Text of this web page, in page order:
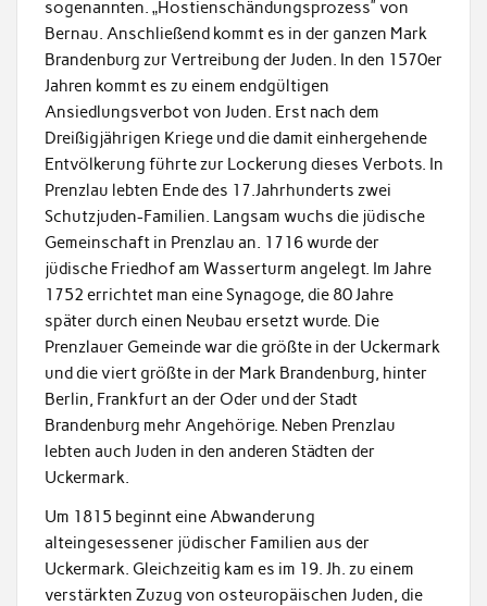
sogenannten. „Hostienschändungsprozess” von
Bernau. Anschließend kommt es in der ganzen Mark
Brandenburg zur Vertreibung der Juden. In den 1570er
Jahren kommt es zu einem endgültigen
Ansiedlungsverbot von Juden. Erst nach dem
Dreißigjährigen Kriege und die damit einhergehende
Entvölkerung führte zur Lockerung dieses Verbots. In
Prenzlau lebten Ende des 17.Jahrhunderts zwei
Schutzjuden-Familien. Langsam wuchs die jüdische
Gemeinschaft in Prenzlau an. 1716 wurde der
jüdische Friedhof am Wasserturm angelegt. Im Jahre
1752 errichtet man eine Synagoge, die 80 Jahre
später durch einen Neubau ersetzt wurde. Die
Prenzlauer Gemeinde war die größte in der Uckermark
und die viert größte in der Mark Brandenburg, hinter
Berlin, Frankfurt an der Oder und der Stadt
Brandenburg mehr Angehörige. Neben Prenzlau
lebten auch Juden in den anderen Städten der
Uckermark.
Um 1815 beginnt eine Abwanderung
alteingesessener jüdischer Familien aus der
Uckermark. Gleichzeitig kam es im 19. Jh. zu einem
verstärkten Zuzug von osteuropäischen Juden, die